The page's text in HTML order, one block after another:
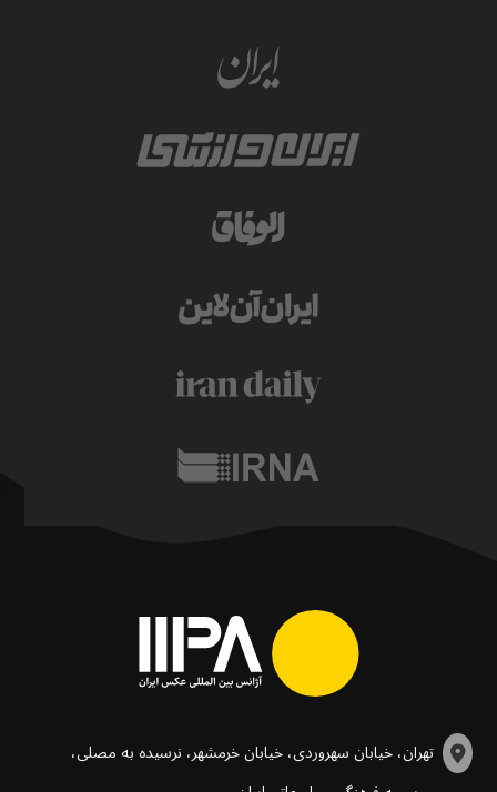
تهران، خیابان سهروردی، خیابان خرمشهر، نرسیده به مصلی،